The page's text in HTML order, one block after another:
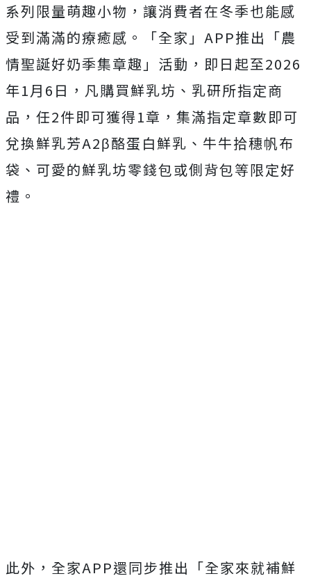
系列限量萌趣小物，讓消費者在冬季也能感
受到滿滿的療癒感。「全家」APP推出「農
情聖誕好奶季集章趣」活動，即日起至2026
年1月6日，凡購買鮮乳坊、乳研所指定商
品，任2件即可獲得1章，集滿指定章數即可
兌換鮮乳芳A2β酪蛋白鮮乳、牛牛拾穗帆布
袋、可愛的鮮乳坊零錢包或側背包等限定好
禮。
此外，全家APP還同步推出「全家來就補鮮